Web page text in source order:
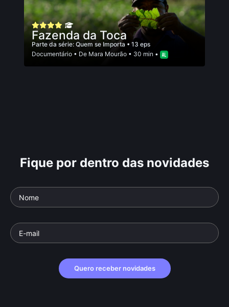
Fazenda da Toca
Parte da série: Quem se Importa • 13 eps
Documentário • De Mara Mourão • 30 min •
Fique por dentro das novidades
Quero receber novidades